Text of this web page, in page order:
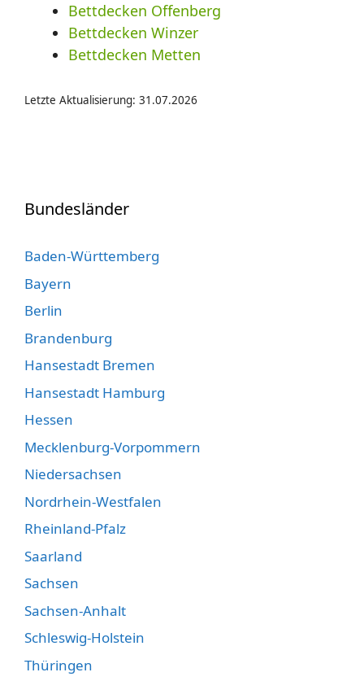
Bettdecken Offenberg
Bettdecken Winzer
Bettdecken Metten
Letzte Aktualisierung: 31.07.2026
Bundesländer
Baden-Württemberg
Bayern
Berlin
Brandenburg
Hansestadt Bremen
Hansestadt Hamburg
Hessen
Mecklenburg-Vorpommern
Niedersachsen
Nordrhein-Westfalen
Rheinland-Pfalz
Saarland
Sachsen
Sachsen-Anhalt
Schleswig-Holstein
Thüringen